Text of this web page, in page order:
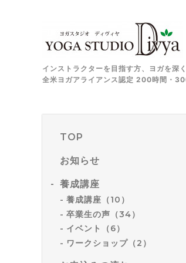
インストラクターを目指す方、ヨガを深
全米ヨガアライアンス認定 200時間・
TOP
お知らせ
養成講座
養成講座（10）
卒業生の声（34）
イベント（6）
ワークショップ（2）